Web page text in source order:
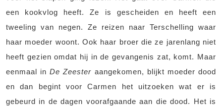
een kookvlog heeft. Ze is gescheiden en heeft een
tweeling van negen. Ze reizen naar Terschelling waar
haar moeder woont. Ook haar broer die ze jarenlang niet
heeft gezien omdat hij in de gevangenis zat, komt. Maar
eenmaal inDe Zeester aangekomen, blijkt moeder dood
en dan begint voor Carmen het uitzoeken wat er is
gebeurd in de dagen voorafgaande aan die dood. Het is